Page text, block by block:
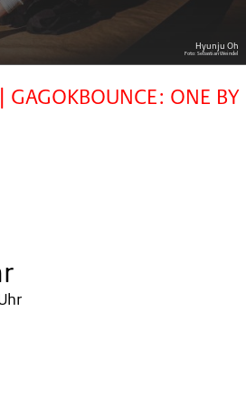
Hyunju Oh
Foto: Sebastian Weindel
ONE BY